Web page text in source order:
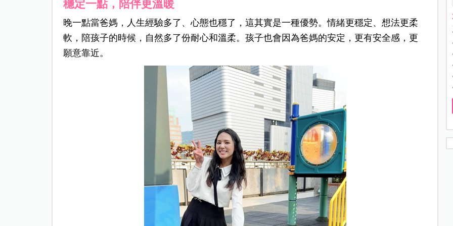
穩定一點，陪伴更溫暖
晚一點當爸媽，人生經驗多了、心態也穩了，這其實是一種優勢。情緒更穩定、想法更柔
軟，陪孩子的時候，自然多了份耐心和溫柔。孩子也會因為爸媽的安定，更有安全感，更
願意靠近。